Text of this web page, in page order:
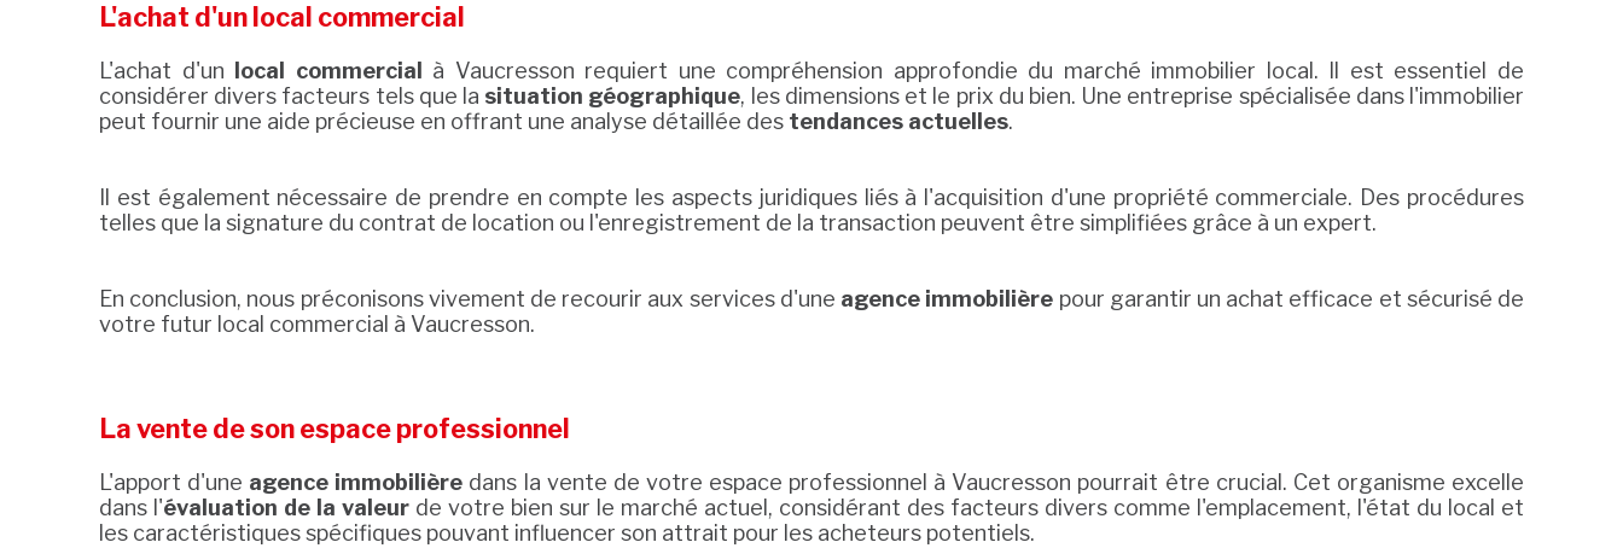
L'achat d'un local commercial
L'achat d'un local commercial
à Vaucresson requiert une compréhension approfondie du marché immobilier local. Il est essentiel de
considérer divers facteurs tels que la situation géographique, les dimensions et le prix du bien. Une entreprise spécialisée dans l'immobilier
peut fournir une aide précieuse en offrant une analyse détaillée des tendances actuelles.
Il est également nécessaire de prendre en compte les aspects juridiques liés à l'acquisition d'une propriété commerciale. Des procédures
telles que la signature du contrat de location ou l'enregistrement de la transaction peuvent être simplifiées grâce à un expert.
En conclusion, nous préconisons vivement de recourir aux services d'une agence immobilière pour garantir un achat efficace et sécurisé de
votre futur local commercial à Vaucresson.
La vente de son espace professionnel
L'apport d'une agence immobilière dans la vente de votre espace professionnel à Vaucresson pourrait être crucial. Cet organisme excelle
dans l'évaluation de la valeur de votre bien sur le marché actuel, considérant des facteurs divers comme l'emplacement, l'état du local et
les caractéristiques spécifiques pouvant influencer son attrait pour les acheteurs potentiels.